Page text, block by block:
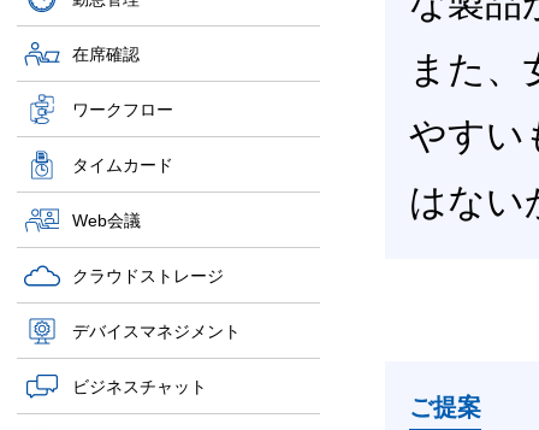
在席確認
ワークフロー
タイムカード
Web会議
クラウドストレージ
デバイスマネジメント
ビジネスチャット
また
やすい
はない
ご提案